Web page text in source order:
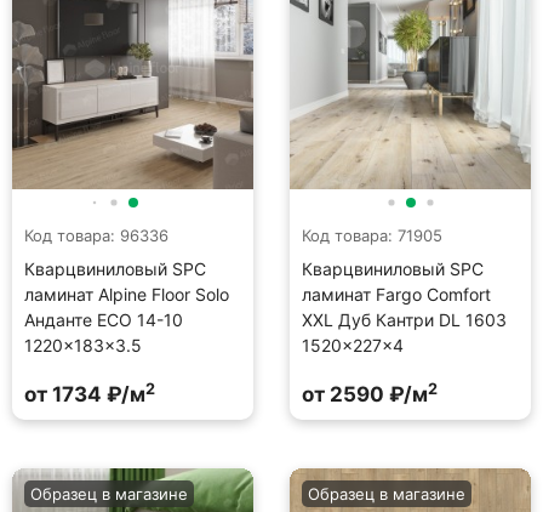
Код товара: 96336
Кварцвиниловый SPC
ламинат Alpine Floor Solo
Анданте ECO 14-10
1220×183×3.5
от 1734 ₽/м2
Код товара: 71905
Кварцвиниловый SPC
ламинат Fargo Comfort
XXL Дуб Кантри DL 1603
1520×227×4
от 2590 ₽/м2
Образец в магазине Образец в магазине